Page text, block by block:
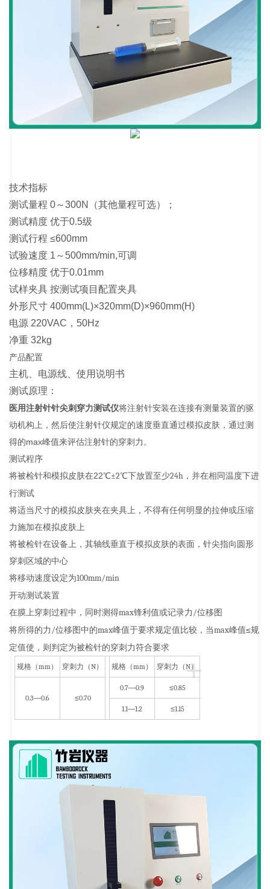
技术指标
测试量程 0～300N（其他量程可选）；
测试精度 优于0.5级
测试行程 ≤600mm
试验速度 1～500mm/min,可调
位移精度 优于0.01mm
试样夹具 按测试项目配置夹具
外形尺寸 400mm(L)×320mm(D)×960mm(H)
电源 220VAC，50Hz
净重 32kg
产品配置
主机、电源线、使用说明书
测试原理：
医用注射针针尖刺穿力测试仪将注射针安装在连接有测量装置的驱
动机构上，然后使注射针仪规定的速度垂直通过模拟皮肤，通过测
得的max峰值来评估注射针的穿刺力。
测试程序
将被检针和模拟皮肤在22℃±2℃下放置至少24h ，并在相同温度下进
行测试
将适当尺寸的模拟皮肤夹在夹具上，不得有任何明显的拉伸或压缩
力施加在模拟皮肤上
将被检针在设备上，其轴线垂直于模拟皮肤的表面，针尖指向圆形
穿刺区域的中心
将移动速度设定为100mm/min
开动测试装置
在膜上穿刺过程中，同时测得max锋利值或记录力 /位移图
将所得的力 /位移图中的max峰值于要求规定值比较，当max峰值≤规
定值使，则判定为被检针的穿刺力符合要求
+
规格（mm） 穿刺力（N） 规格（mm） 穿刺力（N）
0.3—0.6 ≤0.70
0.7—0.9 ≤0.85
1.1—1.2 ≤1.15